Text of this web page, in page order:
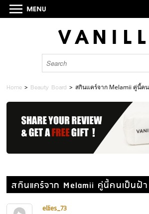
Home > Beauty Board >สกินแคร์จาก Melamii คู่นี้ค
สกินแคร์จาก Melamii คู่นี้คนเป็นฝ้า
ellies_73